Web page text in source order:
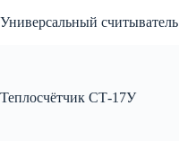
к
Универсальный считыватель
Теплосчётчик СТ-17У